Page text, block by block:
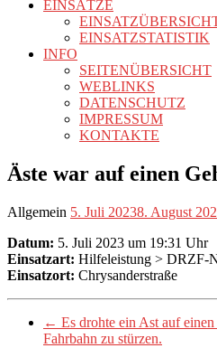
EINSÄTZE
EINSATZSTATISTIK
INFO
SEITENÜBERSICHT
WEBLINKS
DATENSCHUTZ
IMPRESSUM
KONTAKTE
Äste war auf einen
Allgemein 5. Juli 20238. August
Datum: 5. Juli 2023 um 19:31 Uhr
Einsatzart: Hilfeleistung > DRZF-
Einsatzort: Chrysanderstraße
← Es drohte ein Ast auf
Fahrbahn zu stürzen.